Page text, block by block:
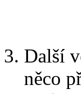
Další
něco